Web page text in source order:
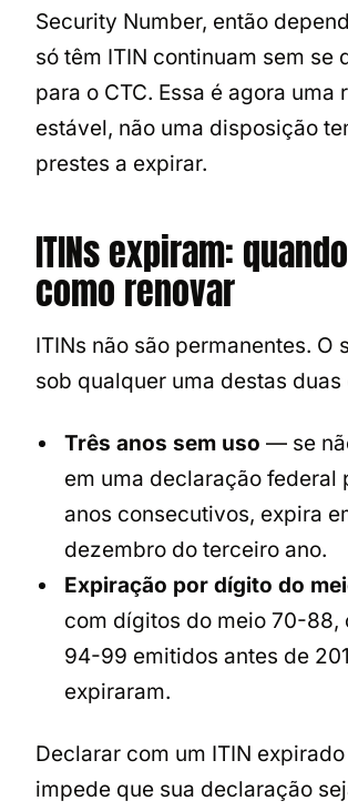
Security Number, então
só têm ITIN continuam sem se
para o CTC. Essa é agora uma
estável, não uma disposição
prestes a expirar.
ITINs expiram:
como renovar
ITINs não são permanentes. O
sob qualquer uma destas
Três anos sem uso — se
em uma declaração federal
anos consecutivos, expira
dezembro do terceiro ano.
Expiração por dígito do
com dígitos do meio 70-88,
94-99 emitidos antes de
expiraram.
Declarar com um ITIN
impede que sua declaração